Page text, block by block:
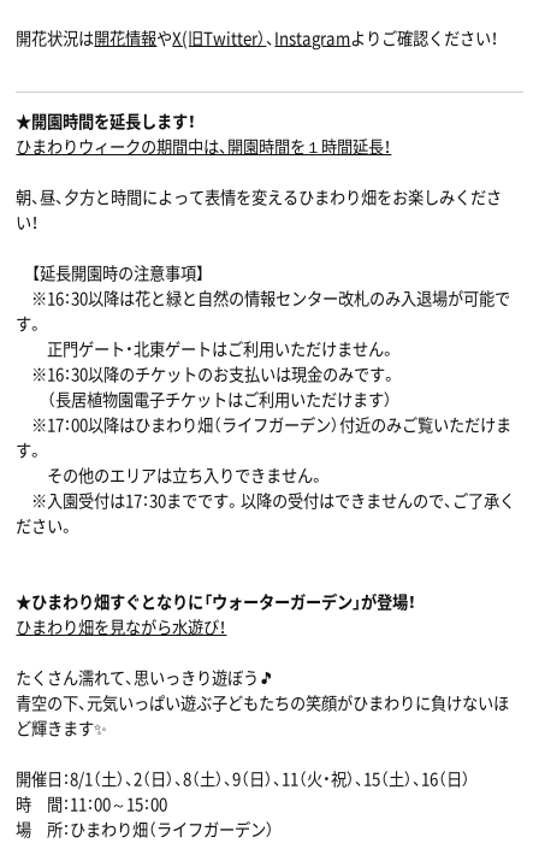
開花状況は開花情報やX(旧Twitter）、 Instagramよりご確認ください！
★開園時間を延長します！
ひまわりウィークの期間中は、開園時間を１時間延長！
朝、昼、夕方と時間によって表情を変えるひまわり畑をお楽しみくださ
い！
【延長開園時の注意事項】
※16：30以降は花と緑と自然の情報センター改札のみ入退場が可能で
す。
正門ゲート・北東ゲートはご利用いただけません。
※16：30以降のチケットのお支払いは現金のみです。
（長居植物園電子チケットはご利用いただけます）
※17：00以降はひまわり畑（ライフガーデン）付近のみご覧いただけま
す。
その他のエリアは立ち入りできません。
※入園受付は17：30までです。以降の受付はできませんので、ご了承く
ださい。
★ひまわり畑すぐとなりに「ウォーターガーデン」が登場！
ひまわり畑を見ながら水遊び！
たくさん濡れて、思いっきり遊ぼう🎵
青空の下、元気いっぱい遊ぶ子どもたちの笑顔がひまわりに負けないほ
ど輝きます✨
開催日：8/1（土）、2（日）、8（土）、9（日）、11（火・祝）、15（土）、16（日）
時 間：11：00～15：00
場 所：ひまわり畑（ライフガーデン）